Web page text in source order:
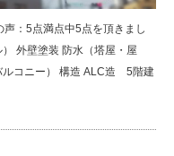
：5点満点中5点を頂きまし
外壁塗装 防水（塔屋・屋
ルコニー） 構造 ALC造 5階建